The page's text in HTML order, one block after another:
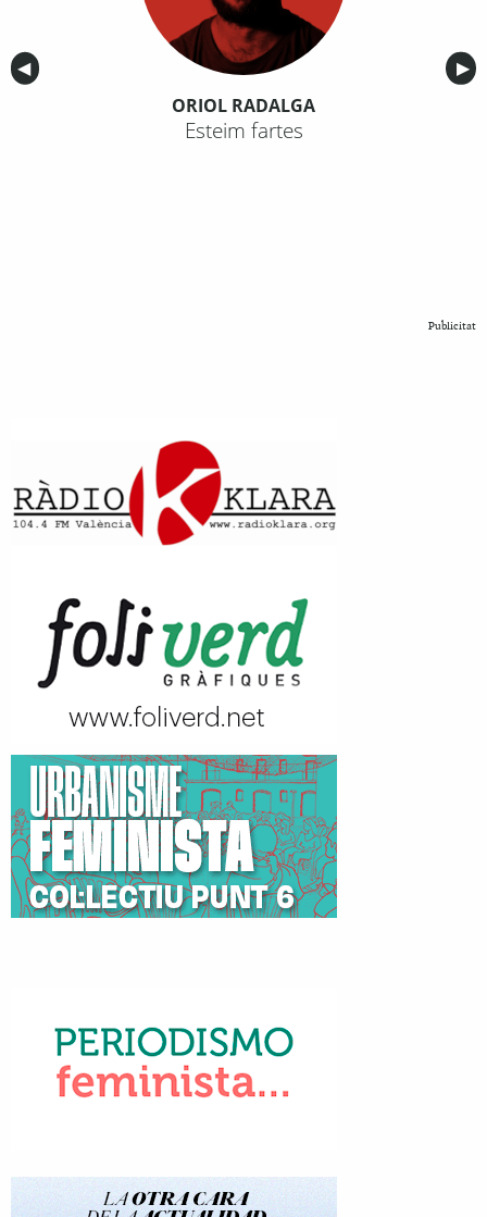
Anterior
◀︎ ▶︎
ORIOL RADALGA
Esteim fartes
Publicitat